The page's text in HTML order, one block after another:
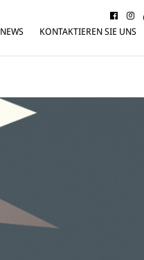
NEWS KONTAKTIEREN SIE UNS